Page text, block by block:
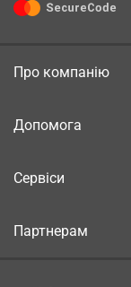
Про компанію
Допомога
Сервіси
Партнерам